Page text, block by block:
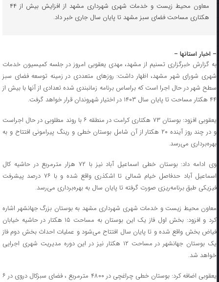
معاون محیط زیست و خدمات شهری شهرداری مشهد از افزایش بیش از ۴۴
هکتاری مساحت فضای سبز مشهد تا پایان سال جاری خبر داد.
– اخبار استانها –
به گزارش خبرگزاری تسنیم از مشهد، مهدی یعقوبی امروز در جلسه کمیسیون خدمات
شهری شورای شهر مشهد، اظهار داشت: روزهای متعددی در زمینه توسعه فضای سبز
سطح شهر در حال اجرا است که براساس برنامه زمانبندی شده تعدادی از آنها با بیش از
۴۴ هکتار مساحت تا پایان سال ۱۴۰۳ در اختیار شهروندان قرار خواهد گرفت.
یعقوبی افزود: بوستان ۷۳ هکتاری کرامت در منطقه ۶ با روند مطلوبی در حال اجراست
و در چند روز آینده ۲۰ هکتار از آن شامل بوستان خطی و رینگ پیرامونی افتتاح و به
بهره‌برداری می‌رسد.
وی ادامه داد: بوستان خطی اسماعیل آباد نیز با ۷۲ هزار مترمربع در حاشیه کال
اسماعیل آباد حدفاصل خیام شمالی تا اشکذری واقع شده و با ۷۶ درصد پیشرفت
فیزیکی طبق برنامه‌ریزی صورت گرفته تا پایان سال به بهره‌برداری می‌رسد.
معاون محیط زیست و خدمات شهری شهرداری مشهد به بوستان بزرگ جهانشهر اشاره
کرد و افزود: بخش اول فاز یک این بوستان به مساحت ۱۵ هکتار در حاشیه خیابان
فیاض بخش واقع شده و تا پایان سال افتتاح می‌شود و عملیات احداث بخش دوم فاز
یک بوستان جهانشهر در مساحت ۱۲ هکتار نیز در این دوره مدیریت شهری اجرایی
خواهد شد.
یعقوبی اضافه کرد: بوستان خطی چراغچی در ۴۸۰۰ مترمربع ، فضای سبزکال دروی در ۶